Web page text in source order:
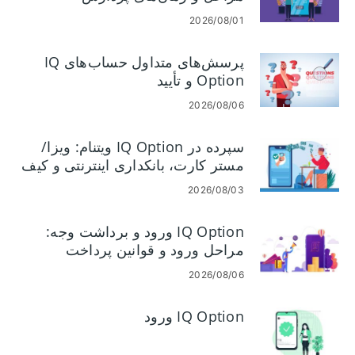
2026/08/01
پرسش‌های متداول حساب‌های IQ
Option و تأیید
2026/08/06
سپرده در IQ Option ویتنام: ویزا/
مستر کارت، بانکداری اینترنتی و کیف
پول الکترونیکی
2026/08/03
IQ Option ورود و برداشت وجه:
مراحل ورود و قوانین پرداخت
2026/08/06
IQ Option ورود